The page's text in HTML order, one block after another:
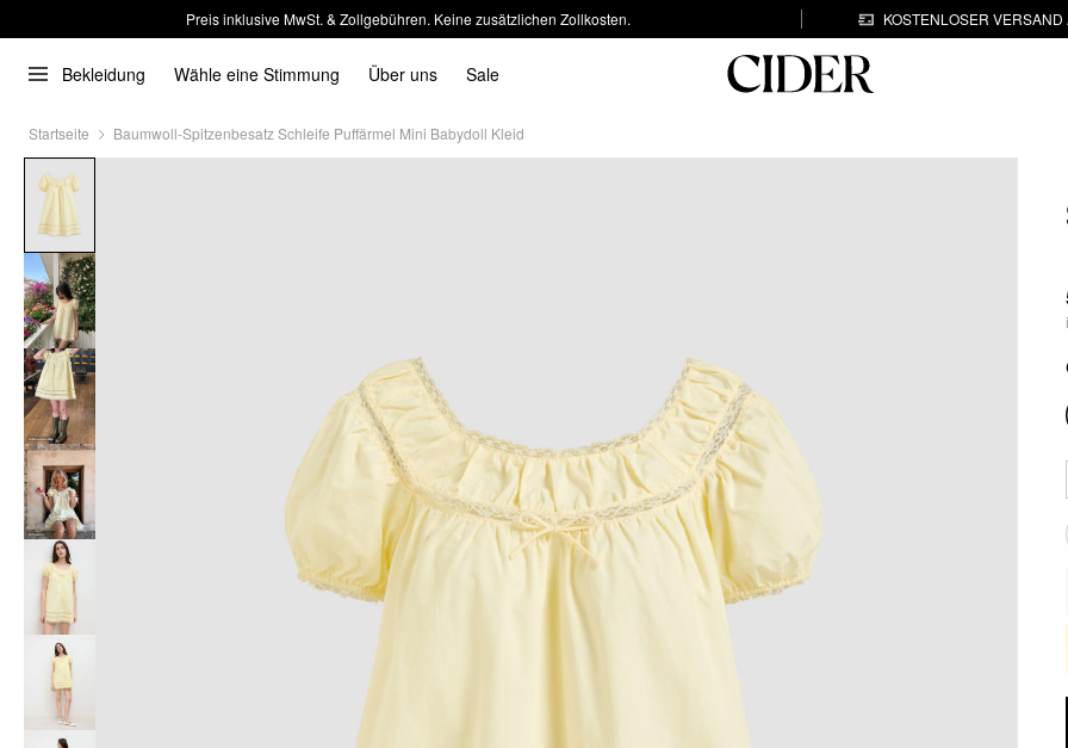
Preis inklusive MwSt. & Zollgebühren. Keine zusätzlichen Zollkosten. KOSTENLOSER
Bekleidung Wähle eine Stimmung Über uns Sale
Startseite Baumwoll-Spitzenbesatz Schleife Puffärmel Mini Babydoll Kleid